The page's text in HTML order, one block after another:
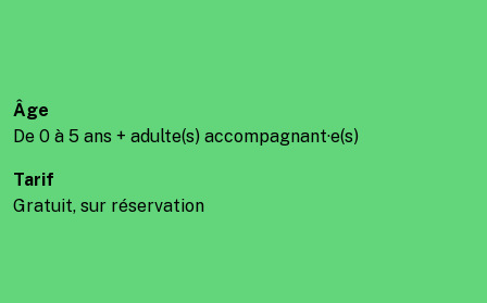
Âge
De 0 à 5 ans + adulte(s) accompagnant·e(s)
Tarif
Gratuit, sur réservation